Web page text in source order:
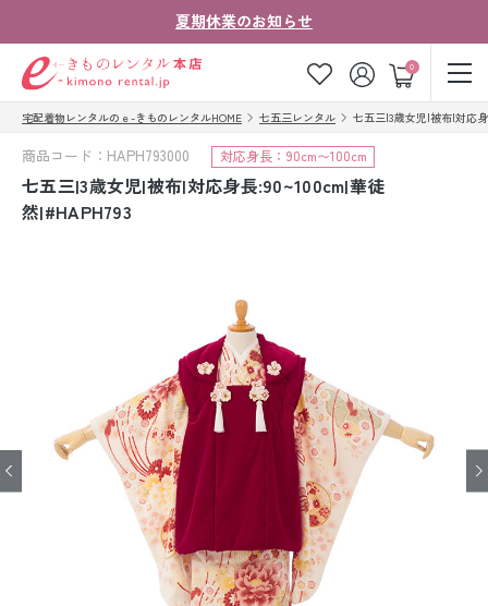
夏期休業のお知らせ
0
ゲスト
お気に入り ログイン カート
ご注文の流れ
会社案内
お客様はこちら
着物の種類から探す
七五三レンタル
宅配着物レンタルのｅ-きものレンタルHOME 七五三レンタル 七五三|3歳女児|被布|対応
商品コード：HAPH793000 対応身長：90cm〜100cm
七五三|3歳女児|被布|対応身長:90~100cm|華徒
然|#HAPH793